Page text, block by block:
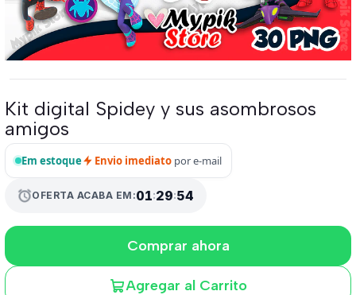
Kit digital Spidey y sus asombrosos
amigos
Em estoque Envio imediato por e-mail
alarmOFERTA ACABA EM:01:29:53
Agregar al Carrito
Comprar ahora